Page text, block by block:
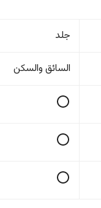
جلد
السائق والسکن